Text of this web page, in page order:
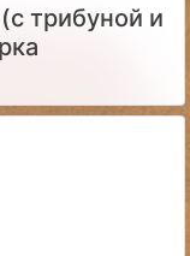
трибуной и